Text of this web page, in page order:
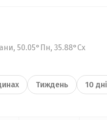
50.05°Пн, 35.88°Сх
Тиждень 10